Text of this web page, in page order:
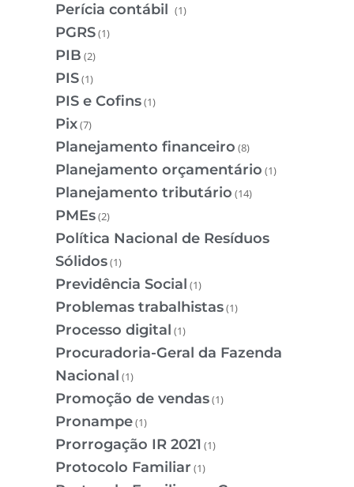
Perícia contábil (1)
PGRS(1)
PIB (2)
PIS(1)
PIS e Cofins(1)
Pix(7)
Planejamento financeiro (8)
Planejamento orçamentário (1)
Planejamento tributário (14)
PMEs(2)
Política Nacional de Resíduos
Sólidos(1)
Previdência Social (1)
Problemas trabalhistas(1)
Processo digital (1)
Procuradoria-Geral da Fazenda
Nacional (1)
Promoção de vendas(1)
Pronampe(1)
Prorrogação IR 2021 (1)
Protocolo Familiar (1)